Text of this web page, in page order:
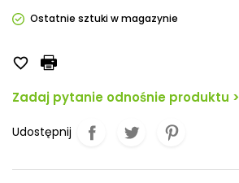
Ostatnie sztuki w magazynie

Zadaj pytanie odnośnie produktu >
Udostępnij